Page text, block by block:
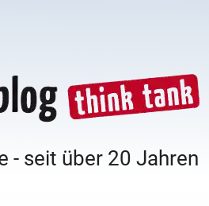
- seit über 20 Jahren